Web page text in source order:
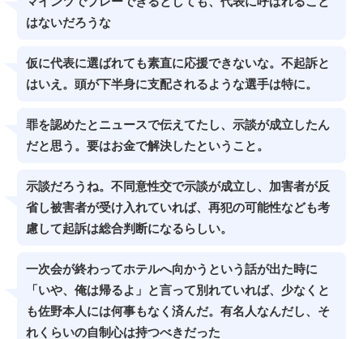
はないだろうな
仮に代表に選ばれても素直に応援できないな。不起訴と
はいえ。頭が下半身に支配されるような選手は特に。
罪を認めたとニュースで伝えてたし、示談が成立したん
だと思う。要はお金で解決したということ。
示談だろうね。不同意性交で示談が成立し、加害者が反
省し被害者が受け入れていれば、再犯の可能性なども考
慮して起訴は総合判断になるらしい。
一次会が終わってホテルへ向かうという話が出た時に
「いや、俺は帰るよ」と言って別れていれば、少なくと
も佐野本人には何事もなく済んだ。有名人なんだし、そ
れくらいの自制心は持つべきだった